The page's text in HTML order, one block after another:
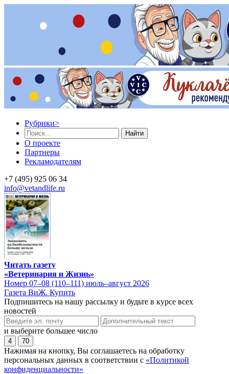
Рубрики>
Найти
О проекте
Партнеры
Рекламодателям
+7 (495) 925 06 34
info@vetandlife.ru
Читать газету
«Ветеринария и Жизнь»
Номер 07–08 (110–111) июль–август 2026
Газета ВиЖ. Купить
Подпишитесь на нашу рассылку и будьте в курсе всех
новостей
и выберите большее число
4 70
Нажимая на кнопку, Вы соглашаетесь на обработку
персональных данных в соответствии с «Политикой
конфиденциальности»